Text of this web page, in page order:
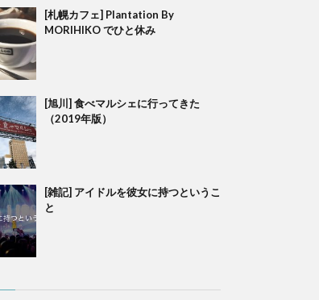
[札幌カフェ] Plantation By
MORIHIKO でひと休み
[旭川] 食べマルシェに行ってきた
（2019年版）
[雑記] アイドルを彼女に持つというこ
と